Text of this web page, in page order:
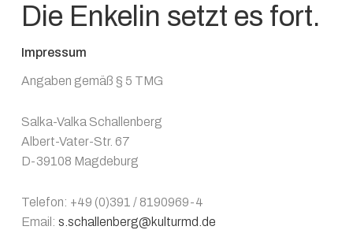
Die Enkelin setzt es fort.
Impressum
Angaben gemäß § 5 TMG
Salka-Valka Schallenberg
Albert-Vater-Str. 67
D-39108 Magdeburg
Telefon: +49 (0)391 / 8190969-4
Email: s.schallenberg@kulturmd.de